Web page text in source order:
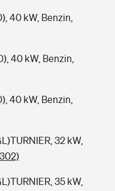
40 kW, Benzin,
40 kW, Benzin,
40 kW, Benzin,
32 kW,
35 kW,